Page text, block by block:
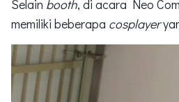
Selain booth, di acara Neo
memiliki beberapa cosplayer